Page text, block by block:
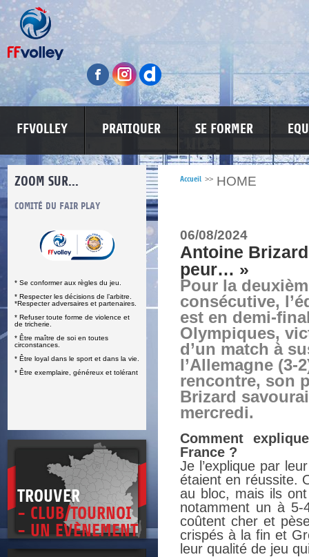
FFVOLLEY PRATIQUER SE FORMER
ZOOM SUR...
COMITÉ DU FAIR PLAY
* Se conformer aux règles du jeu.
* Respecter les décisions de l’arbitre.
*Respecter adversaires et partenaires.
* Refuser toute forme de violence et
de tricherie.
* Être maître de soi en toutes
circonstances.
* Être loyal dans le sport et dans la vie.
* Être exemplaire, généreux et tolérant
LUTTE CONTRE LES VIOLENCES
TROUVER
- CLUB/TOURNOI
- UN EVÈNEMENT
Accueil >> HOME
06/08/2024
Antoine
peur… »
Pour la
consécutive,
est en demi-
Olympiques,
d’un match à
l’Allemagne (3-
rencontre, son
Brizard
mercredi.
Comment
France ?
Je l’explique par
étaient en réussite.
au bloc, mais ils
notamment un à
coûtent cher et
crispés à la fin et
leur qualité de jeu